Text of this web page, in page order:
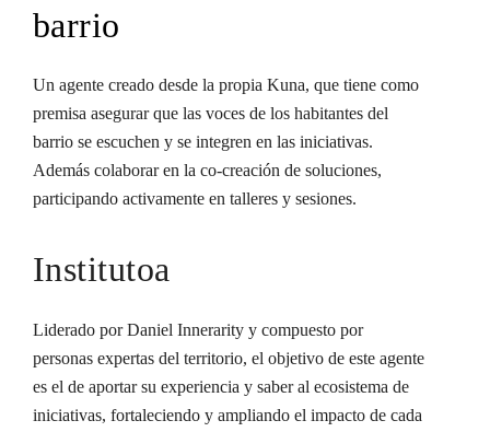
barrio
Un agente creado desde la propia Kuna, que tiene como
premisa asegurar que las voces de los habitantes del
barrio se escuchen y se integren en las iniciativas.
Además colaborar en la co-creación de soluciones,
participando activamente en talleres y sesiones.
Institutoa
Liderado por Daniel Innerarity y compuesto por
personas expertas del territorio, el objetivo de este agente
es el de aportar su experiencia y saber al ecosistema de
iniciativas, fortaleciendo y ampliando el impacto de cada